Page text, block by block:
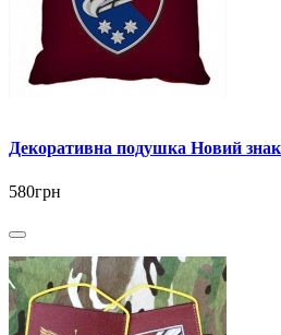
Декоративна подушка Новий
580грн